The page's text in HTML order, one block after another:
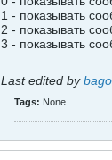
1 - показывать
2 - показывать
3 - показывать
Last edited by
Tags: None